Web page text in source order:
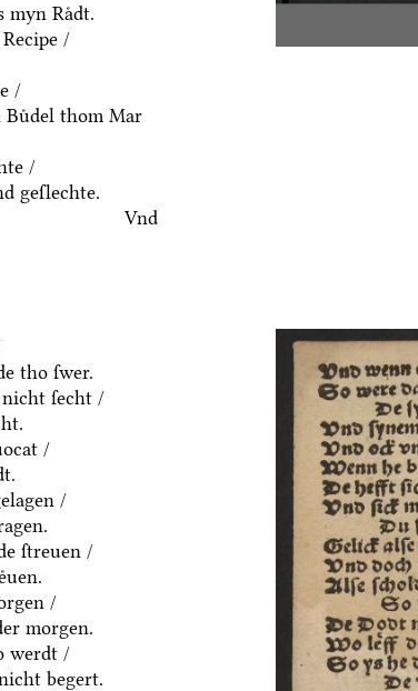
myn Raͤdt.
/
/
Buͤdel thom Mar
/
geſlechte.
Vnd
tho ſwer.
ſecht /
/
/
ſtreuen /
/
morgen.
werdt /
begert.